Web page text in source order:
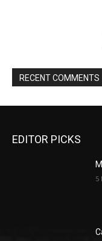
RECENT COMMENTS
EDITOR PICKS
5